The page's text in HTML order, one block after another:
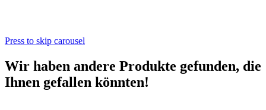
Press to skip carousel
Wir haben andere Produkte gefunden, die
Ihnen gefallen könnten!